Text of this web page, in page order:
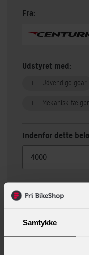
Samtykke
Fra:
Udstyret med:
Udvendige gear
Mekanisk
Indenfor dette
Beskrivelse